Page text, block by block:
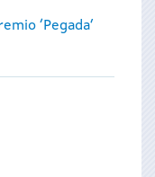
‘Pegada’